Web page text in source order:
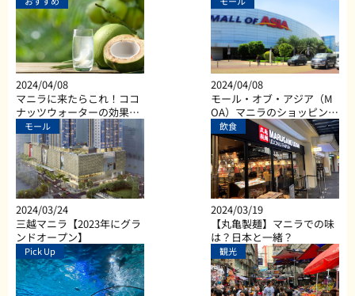
2024/04/08
マニラに来たらこれ！ココ
ナッツウォーターの効果と
は？
2024/04/08
モール・オブ・アジア（M
OA）マニラのショッピン
グ、ダイニング、エンター
テイメントなど総合施設
モール
2024/03/24
三越マニラ【2023年にグラ
ンドオープン】
飲食
2024/03/19
【丸亀製麺】マニラでの味
は？日本と一緒？
Pick Up 観光